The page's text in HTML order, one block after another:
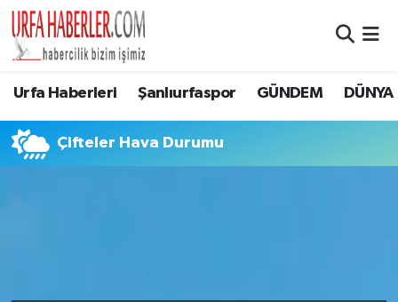
Urfa Haberleri Şanlıurfaspor GÜNDEM DÜNYA
Çifteler Hava Durumu
Şanlıurfa Nöbetçi Eczaneler